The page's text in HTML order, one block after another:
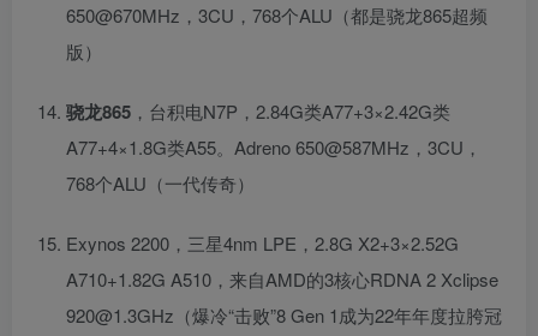
650@670MHz，3CU，768个ALU（都是骁龙865超频
版）
骁龙865 ，台积电N7P，2.84G类A77+3×2.42G类
A77+4×1.8G类A55。Adreno 650@587MHz，3CU，
768个ALU（一代传奇）
Exynos 2200，三星4nm LPE，2.8G X2+3×2.52G
A710+1.82G A510，来自AMD的3核心RDNA 2 Xclipse
920@1.3GHz（爆冷“击败”8 Gen 1成为22年年度拉胯冠